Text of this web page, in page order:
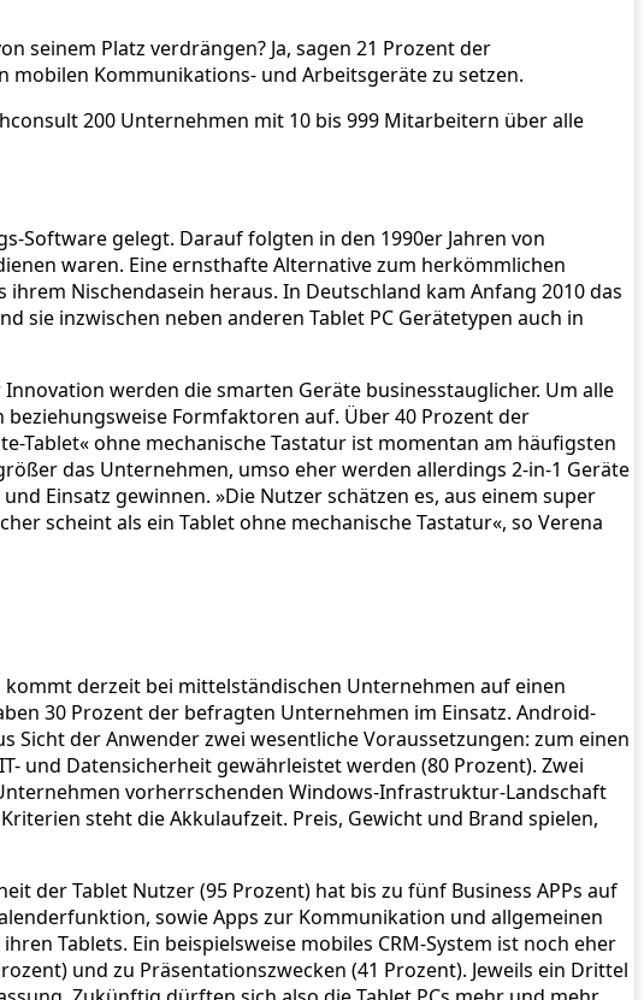
seinem Platz verdrängen? Ja, sagen 21 Prozent der
Kommunikations- und Arbeitsgeräte zu setzen.
200 Unternehmen mit 10 bis 999 Mitarbeitern über alle
Software gelegt. Darauf folgten in den 1990er Jahren von
waren. Eine ernsthafte Alternative zum herkömmlichen
Nischendasein heraus. In Deutschland kam Anfang 2010 das
sie inzwischen neben anderen Tablet PC Gerätetypen auch in
werden die smarten Geräte businesstauglicher. Um alle
Formfaktoren auf. Über 40 Prozent der
Tablet« ohne mechanische Tastatur ist momentan am häufigsten
das Unternehmen, umso eher werden allerdings 2-in-1 Geräte
Einsatz gewinnen. »Die Nutzer schätzen es, aus einem super
scheint als ein Tablet ohne mechanische Tastatur«, so Verena
derzeit bei mittelständischen Unternehmen auf einen
30 Prozent der befragten Unternehmen im Einsatz. Android-
Sicht der Anwender zwei wesentliche Voraussetzungen: zum einen
und Datensicherheit gewährleistet werden (80 Prozent). Zwei
vorherrschenden Windows-Infrastruktur-Landschaft
steht die Akkulaufzeit. Preis, Gewicht und Brand spielen,
der Tablet Nutzer (95 Prozent) hat bis zu fünf Business APPs auf
sowie Apps zur Kommunikation und allgemeinen
Tablets. Ein beispielsweise mobiles CRM-System ist noch eher
und zu Präsentationszwecken (41 Prozent). Jeweils ein Drittel